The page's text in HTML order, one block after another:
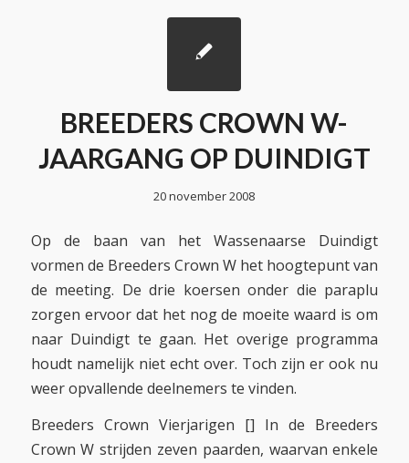
BREEDERS CROWN W-
JAARGANG OP DUINDIGT
20 november 2008
Op de baan van het Wassenaarse Duindigt
vormen de Breeders Crown W het hoogtepunt van
de meeting. De drie koersen onder die paraplu
zorgen ervoor dat het nog de moeite waard is om
naar Duindigt te gaan. Het overige programma
houdt namelijk niet echt over. Toch zijn er ook nu
weer opvallende deelnemers te vinden.
Breeders Crown Vierjarigen [] In de Breeders
Crown W strijden zeven paarden, waarvan enkele